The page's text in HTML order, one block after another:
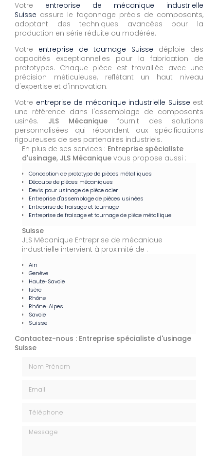
Votre entreprise de mécanique industrielle
Suisse assure le façonnage précis de composants,
adoptant des techniques avancées pour la
production en série réduite ou modérée.
Votre entreprise de tournage Suisse déploie des
capacités exceptionnelles pour la fabrication de
prototypes. Chaque pièce est travaillée avec une
précision méticuleuse, reflétant un haut niveau
d'expertise et d'innovation.
Votre entreprise de mécanique industrielle Suisse est
une référence dans l'assemblage de composants
usinés. JLS Mécanique fournit des solutions
personnalisées qui répondent aux spécifications
rigoureuses de ses partenaires industriels.
En plus de ses services : Entreprise spécialiste
d'usinage, JLS Mécanique vous propose aussi :
Conception de prototype de pièces métalliques
Découpe de pièces mécaniques
Devis pour usinage de pièce acier
Entreprise d'assemblage de pièces usinées
Entreprise de fraisage et tournage
Entreprise de fraisage et tournage de pièce métallique
Suisse
JLS Mécanique Entreprise de mécanique
industrielle intervient à proximité de :
Ain
Genève
Haute-Savoie
Isère
Rhône
Rhône-Alpes
Savoie
Suisse
Contactez-nous : Entreprise spécialiste d'usinage
Suisse
Message